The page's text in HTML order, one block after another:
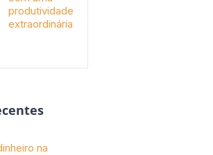
produtividade
extraordinária
na